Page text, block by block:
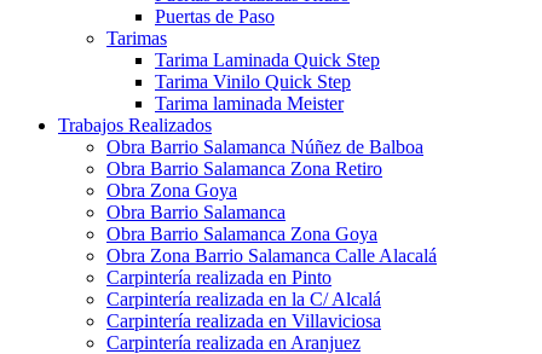
Puertas de Paso
Tarimas
Tarima Laminada Quick Step
Tarima Vinilo Quick Step
Tarima laminada Meister
Trabajos Realizados
Obra Barrio Salamanca Núñez de Balboa
Obra Barrio Salamanca Zona Retiro
Obra Zona Goya
Obra Barrio Salamanca
Obra Barrio Salamanca Zona Goya
Obra Zona Barrio Salamanca Calle Alacalá
Carpintería realizada en Pinto
Carpintería realizada en la C/ Alcalá
Carpintería realizada en Villaviciosa
Carpintería realizada en Aranjuez